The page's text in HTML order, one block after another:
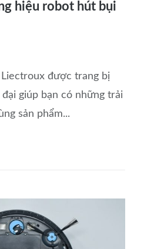
hiệu robot hút bụi
được trang bị
giúp bạn có những trải
sản phẩm...